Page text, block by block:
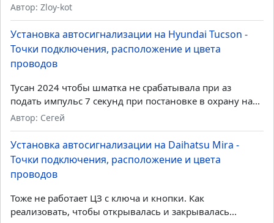
Последние комментарии
Установка автосигнализации на Daihatsu Mira -
Точки подключения, расположение и цвета
проводов
Автор: Админ Дмитрий
Установка автосигнализации на Toyota Probox -
Точки подключения, расположение и цвета
проводов